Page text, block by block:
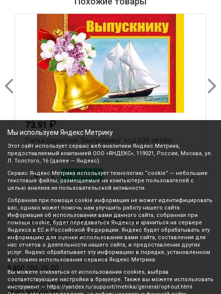
73.91 ₽
Папка адресная "Выпускнику" код 638 тв.обл.
В корзину
Все права защищены © 2003-2026 Вилор
Политика конфиденциальности
Звонок по России бесплатный
8 800 100-26-20
Принимаем звонки
Мы используем Яндекс Метрику
Этот сайт использует сервис веб-аналитики Яндекс Метрика,
предоставляемый компанией ООО «ЯНДЕКС», 119021, Россия, Москва, ул.
Л. Толстого, 16 (далее — Яндекс).
Сервис Яндекс Метрика использует технологию “cookie” — небольшие
текстовые файлы, размещаемые на компьютере пользователей с
целью анализа их пользовательской активности.
Собранная при помощи cookie информация не может идентифицировать
вас, однако может помочь нам улучшить работу нашего сайта.
Информация об использовании вами данного сайта, собранная при
помощи cookie, будет передаваться Яндексу и храниться на сервере
Яндекса в ЕС и Российской Федерации. Яндекс будет обрабатывать эту
информацию для оценки использования вами сайта, составления для
нас отчетов о деятельности нашего сайта, и предоставления других
услуг. Яндекс обрабатывает эту информацию в порядке, установленном
в условиях использования сервиса Яндекс Метрика.
Вы можете отказаться от использования cookies, выбрав
соответствующие настройки в браузере. Также вы можете использовать
инструмент — https://yandex.ru/support/metrika/general/opt-out.html